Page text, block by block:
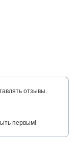
отзывы.
первым!